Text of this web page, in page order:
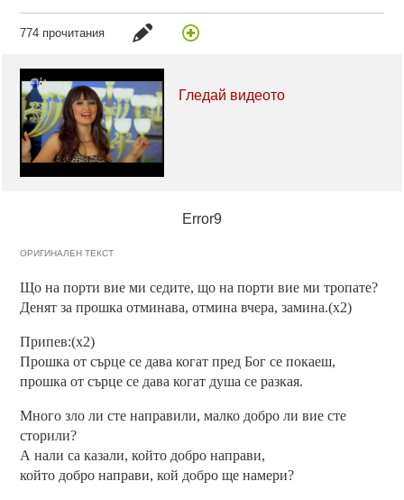
774 прочитания
Гледай видеото
Error9
ОРИГИНАЛЕН ТЕКСТ
Що на порти вие ми седите, що на порти вие ми тропате?
Денят за прошка отминава, отмина вчера, замина.(x2)
Припев:(x2)
Прошка от сърце се дава когат пред Бог се покаеш,
прошка от сърце се дава когат душа се разкая.
Много зло ли сте направили, малко добро ли вие сте
сторили?
А нали са казали, който добро направи,
който добро направи, кой добро ще намери?